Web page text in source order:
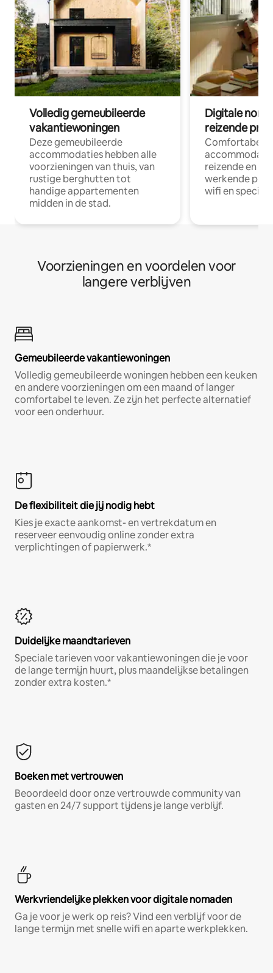
Volledig gemeubileerde
vakantiewoningen
Deze gemeubileerde
accommodaties hebben alle
voorzieningen van thuis, van
rustige berghutten tot
handige appartementen
midden in de stad.
Digitale
reizende
Comfortabele
reizende en
werkende
wifi en
Voorzieningen en voordelen voor
langere verblijven
Gemeubileerde vakantiewoningen
Volledig gemeubileerde woningen hebben een keuken
en andere voorzieningen om een maand of langer
comfortabel te leven. Ze zijn het perfecte alternatief
voor een onderhuur.
De flexibiliteit die jij nodig hebt
Kies je exacte aankomst- en vertrekdatum en
reserveer eenvoudig online zonder extra
verplichtingen of papierwerk.*
Duidelijke maandtarieven
Speciale tarieven voor vakantiewoningen die je voor
de lange termijn huurt, plus maandelijkse betalingen
zonder extra kosten.*
Boeken met vertrouwen
Beoordeeld door onze vertrouwde community van
gasten en 24/7 support tijdens je lange verblijf.
Werkvriendelijke plekken voor digitale nomaden
Ga je voor je werk op reis? Vind een verblijf voor de
lange termijn met snelle wifi en aparte werkplekken.